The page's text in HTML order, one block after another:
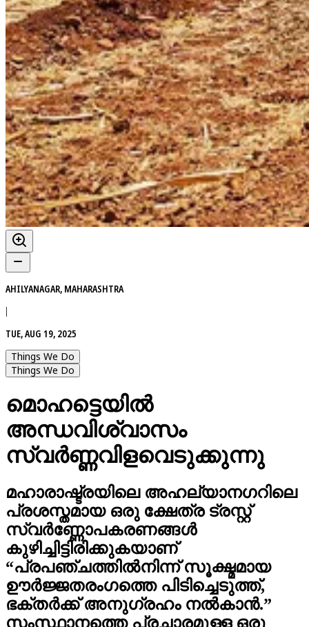
AHILYANAGAR, MAHARASHTRA
|
TUE, AUG 19, 2025
Things We Do
Things We Do
മൊഹട്ടെയിൽ
അന്ധവിശ്വാസം
സ്വർണ്ണവിളവെടുക്കുന്നു
മഹാരാഷ്ട്രയിലെ അഹല്യാനഗറിലെ
പ്രശസ്തമായ ഒരു ക്ഷേത്ര ട്രസ്റ്റ്
സ്വർണ്ണോപകരണങ്ങൾ
കുഴിച്ചിട്ടിരിക്കുകയാണ്
“പ്രപഞ്ചത്തിൽനിന്ന് സൂക്ഷ്മമായ
ഊർജ്ജതരംഗത്തെ പിടിച്ചെടുത്ത്,
ഭക്തർക്ക് അനുഗ്രഹം നൽകാൻ.”
സംസ്ഥാനത്തെ പ്രചാരമുള്ള ഒരു